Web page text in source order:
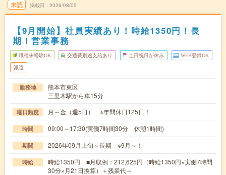
未読 掲載日 2026/08/05
【9月開始】社員実績あり！時給1350円！長
期！営業事務
職種未経験OK 交通費別途支給あり 土日祝日が休み WEB登録OK
派遣
勤務地
熊本市東区
三里木駅から車15分
曜日頻度 月～金（週5日） ※年間休日125日！
時間 09:00～17:30(実働7時間30分 休憩1時間)
期間 2026年09月上旬～長期 ※9月～！
時給
時給1350円 ■月収例：212,625円（時給1350円×実働7時間
30分×月21日換算）＋残業代～